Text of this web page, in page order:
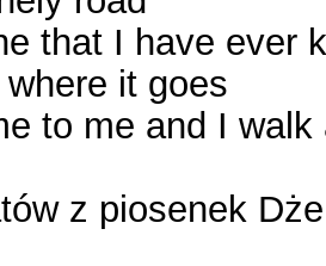
that I have ever
it goes
to me and I
z piosenek